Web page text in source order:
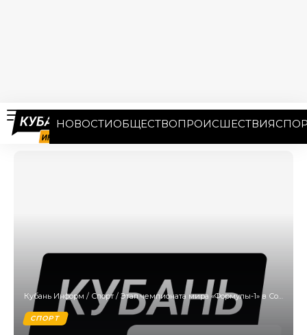
НОВОСТИОБЩЕСТВОПРОИСШЕСТВИЯ
Кубань Информ / Спорт / Этап чемпионата мира «Формулы-1» в Сочи планируется провести со зрителями
СПОРТ